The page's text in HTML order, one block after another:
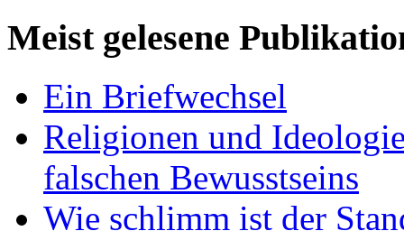
Meist gelesene
Ein Briefwechsel
Religionen und
falschen Bewusstseins
Wie schlimm ist der